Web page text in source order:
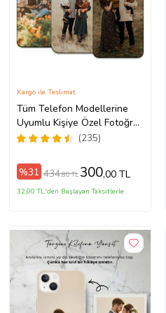
Tüm Telefon Modellerine
Uyumlu Kişiye Özel Fotoğraf
Baskılı Telefon Kılıfı
(235)
Kargo ile Teslimat
%31 434,80 TL 300,00 TL
32,00 TL'den Başlayan Taksitlerle